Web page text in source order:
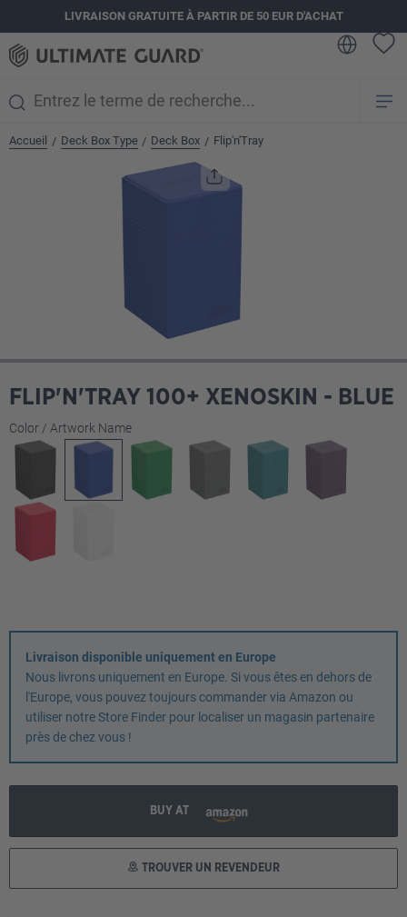
principalLIVRAISON GRATUITE À PARTIR DE 50 EUR D'ACHAT
Accueil / Deck Box Type / Deck Box / Flip'n'Tray
FLIP'N'TRAY 100+ XENOSKIN - BLUE
Sélectionnez
Color / Artwork Name
Livraison disponible uniquement en Europe
Nous livrons uniquement en Europe. Si vous êtes en dehors de
l'Europe, vous pouvez toujours commander via Amazon ou
utiliser notre Store Finder pour localiser un magasin partenaire
près de chez vous !
BUY AT
TROUVER UN REVENDEUR